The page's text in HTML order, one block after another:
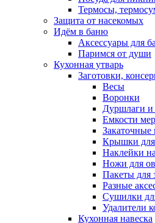
Термосы,
Защита от насекомых
Идём в баню
Аксессуары для
Паримся от души
Кухонная утварь
Заготовки,
Весы
Воронки
Дуршлаги и
Емкости
Крышки для
Наклейки
Ножи для
Пакеты для
Разные
Сушилки
Удалители
Кухонная навеска